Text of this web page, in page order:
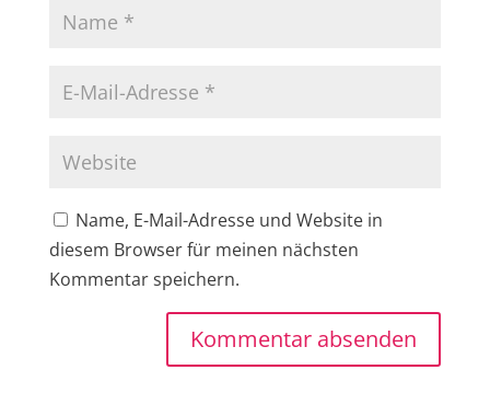
Name, E-Mail-Adresse und Website in
diesem Browser für meinen nächsten
Kommentar speichern.